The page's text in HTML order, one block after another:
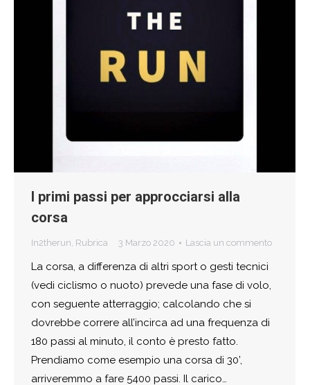
I primi passi per approcciarsi alla
corsa
In2therun, Rubrica 3 Marzo 2020 Lascia un commento
La corsa, a differenza di altri sport o gesti tecnici
(vedi ciclismo o nuoto) prevede una fase di volo,
con seguente atterraggio; calcolando che si
dovrebbe correre all’incirca ad una frequenza di
180 passi al minuto, il conto è presto fatto.
Prendiamo come esempio una corsa di 30’,
arriveremmo a fare 5400 passi. Il carico…